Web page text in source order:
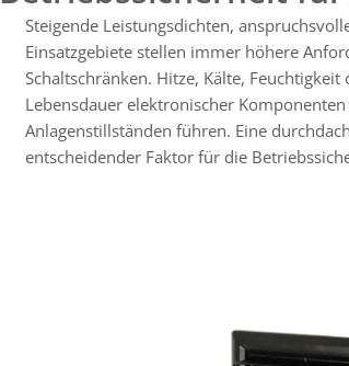
Dachfilterlüfterfür enge Einbausituationen,Umlüfter
Thermo-/Hygrostatezur bedarfsgerechten Steuerung
Feuchtigkeit/Frost sowie robuste, wartungsarme
Schwerpunkt liegt zudem auf kundenspezifischen
bis zur Serienfertigung.
Steigende Leistungsdichten,
Einsatzgebiete stellen immer höhere
Schaltschränken. Hitze, Kälte,
Lebensdauer elektronischer
Anlagenstillständen führen. Eine
entscheidender Faktor für die